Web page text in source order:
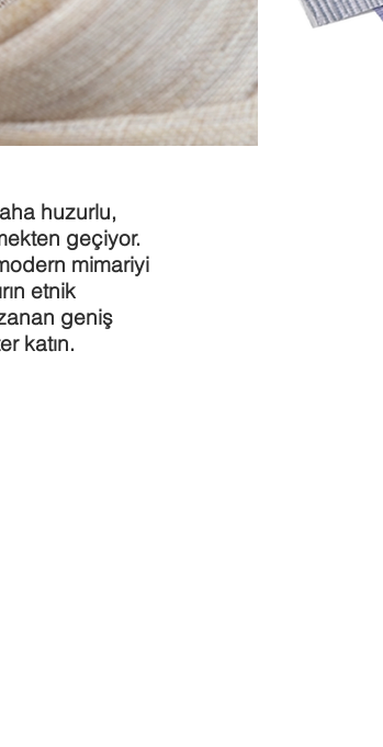
huzurlu,
geçiyor.
mimariyi
etnik
geniş
katın.